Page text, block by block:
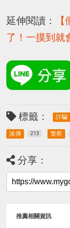
延伸閱讀：
了！一摸到就
標籤： 詐騙
謠傳 213 警察
分享：
推薦相關資訊